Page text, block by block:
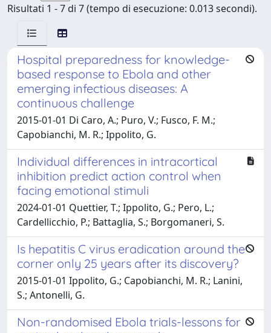
Risultati 1 - 7 di 7 (tempo di esecuzione: 0.013 secondi).
Hospital preparedness for knowledge-
based response to Ebola and other
emerging infectious diseases: A
continuous challenge
2015-01-01 Di Caro, A.; Puro, V.; Fusco, F. M.;
Capobianchi, M. R.; Ippolito, G.
Individual differences in intracortical
inhibition predict action control when
facing emotional stimuli
2024-01-01 Quettier, T.; Ippolito, G.; Pero, L.;
Cardellicchio, P.; Battaglia, S.; Borgomaneri, S.
Is hepatitis C virus eradication around the
corner only 25 years after its discovery?
2015-01-01 Ippolito, G.; Capobianchi, M. R.; Lanini,
S.; Antonelli, G.
Non-randomised Ebola trials-lessons for